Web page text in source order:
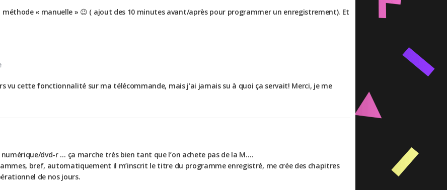
méthode « manuelle » 😉 ( ajout des 10 minutes avant/après pour programmer un enregistrement). Et
vu cette fonctionnalité sur ma télécommande, mais j’ai jamais su à quoi ça servait! Merci, je me
dvd-r … ça marche très bien tant que l’on achete pas de la M….
bref, automatiquement il m’inscrit le titre du programme enregistré, me crée des chapitres
de nos jours.